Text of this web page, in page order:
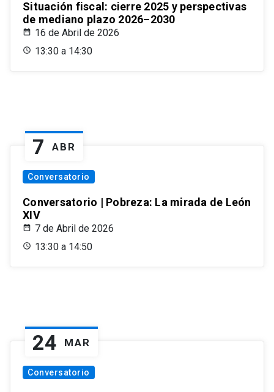
Situación fiscal: cierre 2025 y perspectivas
de mediano plazo 2026–2030
16 de Abril de 2026
13:30 a 14:30
7 ABR
Conversatorio
Conversatorio | Pobreza: La mirada de León
XIV
7 de Abril de 2026
13:30 a 14:50
24 MAR
Conversatorio